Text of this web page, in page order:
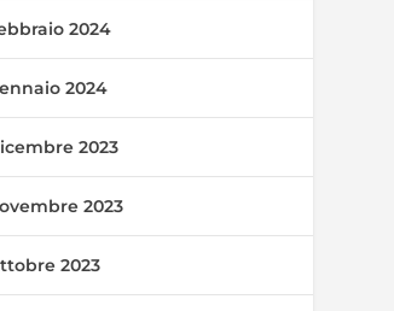
2024
2024
2023
2023
2023